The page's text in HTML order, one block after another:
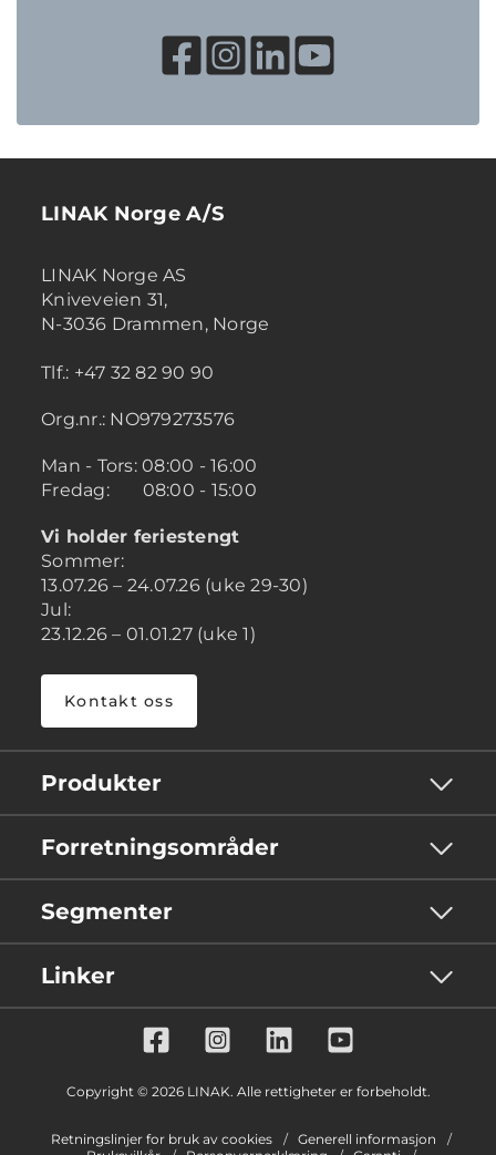
LINAK Norge A/S
LINAK Norge AS
Kniveveien 31,
N-3036 Drammen, Norge
Tlf.: +47 32 82 90 90
Org.nr.: NO979273576
Man - Tors: 08:00 - 16:00
Fredag: 08:00 - 15:00
Vi holder feriestengt
Sommer:
13.07.26 – 24.07.26 (uke 29-30)
Jul:
23.12.26 – 01.01.27 (uke 1)
Kontakt oss
Produkter
Forretningsområder
Segmenter
Linker
Copyright © 2026 LINAK. Alle rettigheter er forbeholdt.
Retningslinjer for bruk av cookies
Generell informasjon